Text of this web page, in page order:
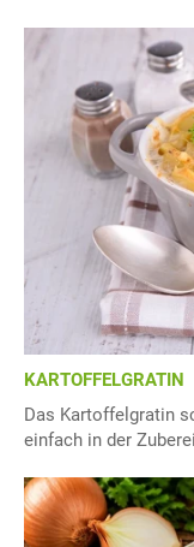
KARTOFFELGRATIN
Das Kartoffelgratin
einfach in der